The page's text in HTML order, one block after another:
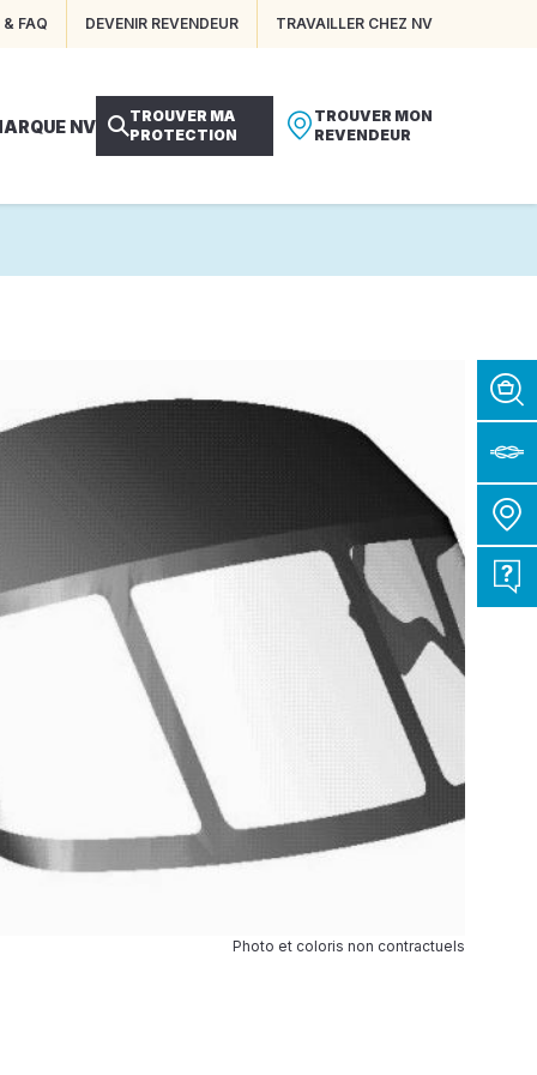
& FAQ DEVENIR REVENDEUR TRAVAILLER CHEZ NV
NV
TROUVER MA
PROTECTION
TROUVER MON
REVENDEUR
Photo et coloris non contractuels